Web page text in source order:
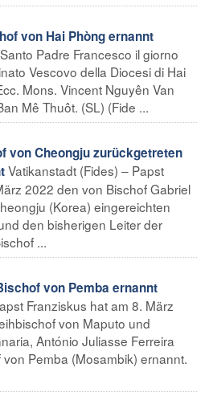
von Hai Phòng ernannt
Padre Francesco il giorno
Vescovo della Diocesi di Hai
Mons. Vincent Nguyên Van
Mê Thuôt. (SL) (Fide ...
von Cheongju zurückgetreten
Vatikanstadt (Fides) – Papst
2022 den von Bischof Gabriel
(Korea) eingereichten
den bisherigen Leiter der
...
von Pemba ernannt
Franziskus hat am 8. März
von Maputo und
António Juliasse Ferreira
Pemba (Mosambik) ernannt.